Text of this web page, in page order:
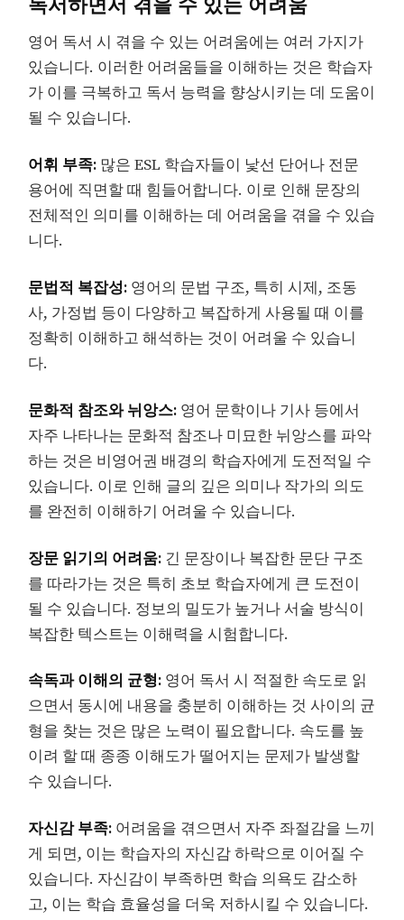
영어 독서 시 겪을 수 있는 어려움에는 여러 가지가
있습니다. 이러한 어려움들을 이해하는 것은 학습자
가 이를 극복하고 독서 능력을 향상시키는 데 도움이
될 수 있습니다.
어휘 부족: 많은 ESL 학습자들이 낯선 단어나 전문
용어에 직면할 때 힘들어합니다. 이로 인해 문장의
전체적인 의미를 이해하는 데 어려움을 겪을 수 있습
니다.
문법적 복잡성: 영어의 문법 구조, 특히 시제, 조동
사, 가정법 등이 다양하고 복잡하게 사용될 때 이를
정확히 이해하고 해석하는 것이 어려울 수 있습니
다.
문화적 참조와 뉘앙스: 영어 문학이나 기사 등에서
자주 나타나는 문화적 참조나 미묘한 뉘앙스를 파악
하는 것은 비영어권 배경의 학습자에게 도전적일 수
있습니다. 이로 인해 글의 깊은 의미나 작가의 의도
를 완전히 이해하기 어려울 수 있습니다.
장문 읽기의 어려움: 긴 문장이나 복잡한 문단 구조
를 따라가는 것은 특히 초보 학습자에게 큰 도전이
될 수 있습니다. 정보의 밀도가 높거나 서술 방식이
복잡한 텍스트는 이해력을 시험합니다.
속독과 이해의 균형: 영어 독서 시 적절한 속도로 읽
으면서 동시에 내용을 충분히 이해하는 것 사이의 균
형을 찾는 것은 많은 노력이 필요합니다. 속도를 높
이려 할 때 종종 이해도가 떨어지는 문제가 발생할
수 있습니다.
자신감 부족: 어려움을 겪으면서 자주 좌절감을 느끼
게 되면, 이는 학습자의 자신감 하락으로 이어질 수
있습니다. 자신감이 부족하면 학습 의욕도 감소하
고, 이는 학습 효율성을 더욱 저하시킬 수 있습니다.